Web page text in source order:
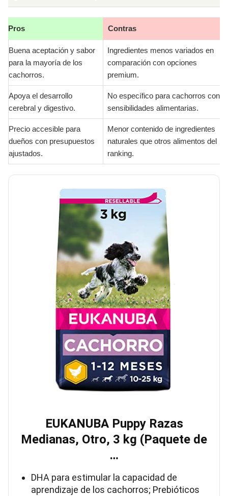
Pros Contras
Buena aceptación y sabor
para la mayoría de los
cachorros.
Ingredientes menos variados en
comparación con opciones
premium.
Apoya el desarrollo
cerebral y digestivo.
No específico para cachorros con
sensibilidades alimentarias.
Precio accesible para
dueños con presupuestos
ajustados.
Menor contenido de ingredientes
naturales que otros alimentos del
ranking.
EUKANUBA Puppy Razas
Medianas, Otro, 3 kg (Paquete de
…
DHA para estimular la capacidad de
aprendizaje de los cachorros; Prebióticos